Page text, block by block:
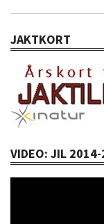
JAKTKORT
VIDEO: JIL